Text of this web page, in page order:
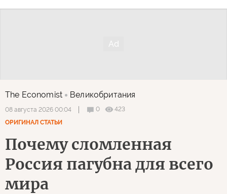
The Economist Великобритания
08 августа 2026 00:04 0
423
ОРИГИНАЛ СТАТЬИ
Почему сломленная
Россия пагубна для всего
мира